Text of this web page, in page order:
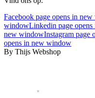
Facebook page opens in
windowLinkedin page
new windowInstagram page
opens in new window
By Thijs Webshop